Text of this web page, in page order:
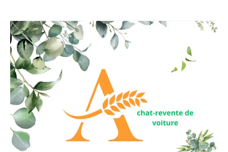
Créer
une
entreprise
d’achat
revente
de
voiture